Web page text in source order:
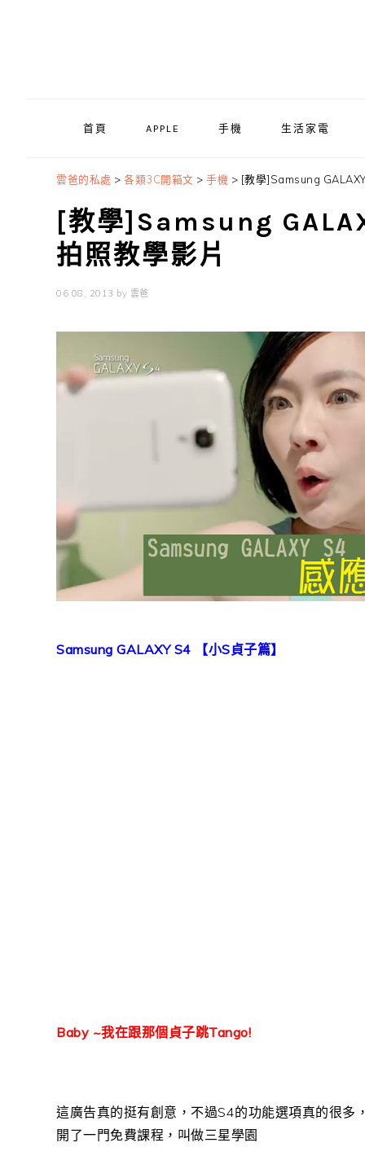
首頁 APPLE 手機 生活家電
雲爸的私處 > 各類3C開箱文 > 手機 > [教學]Samsung
[教學]Samsung
拍照教學影片
06 08, 2013 by 雲爸
Samsung GALAXY S4 【小S貞子篇】
Baby ~我在跟那個貞子跳Tango!
這廣告真的挺有創意，不過S4的功能選項真的很多
開了一門免費課程，叫做三星學園